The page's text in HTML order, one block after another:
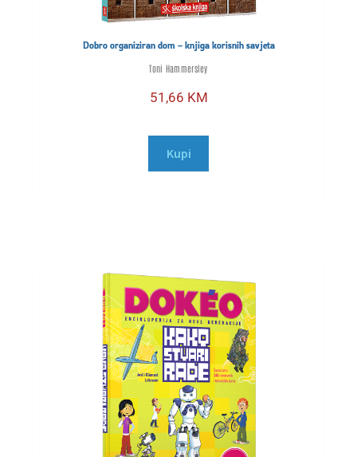
Dobro organiziran dom – knjiga korisnih savjeta
Toni Hammersley
51,66 KM
Kupi